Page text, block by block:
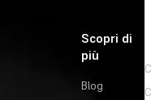
Scopri di
più
Blog